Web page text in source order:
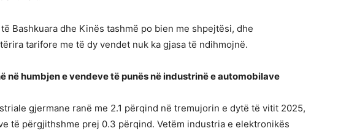
Bashkuara dhe Kinës tashmë po bien me shpejtësi, dhe
tarifore me të dy vendet nuk ka gjasa të ndihmojnë.
në humbjen e vendeve të punës në industrinë e automobilave
gjermane ranë me 2.1 përqind në tremujorin e dytë të vitit 2025,
të përgjithshme prej 0.3 përqind. Vetëm industria e elektronikës